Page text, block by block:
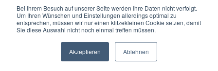
Bei Ihrem Besuch auf unserer Seite werden Ihre Daten nicht verfolgt.
Um Ihren Wünschen und Einstellungen allerdings optimal zu
entsprechen, müssen wir nur einen klitzekleinen Cookie setzen, damit
Sie diese Auswahl nicht noch einmal treffen müssen.
Akzeptieren Ablehnen
Eine strategische Ausrichtung der Marke
Unternehmenserfolg. Wir helfen Ihnen bei
Wirkung für die Zukunft widerrufen. Weitere Informationen zu den
Cookies und Anpassungsmöglichkeiten finden Sie unter dem Button
'Einstellungen'.
Alle akzeptieren